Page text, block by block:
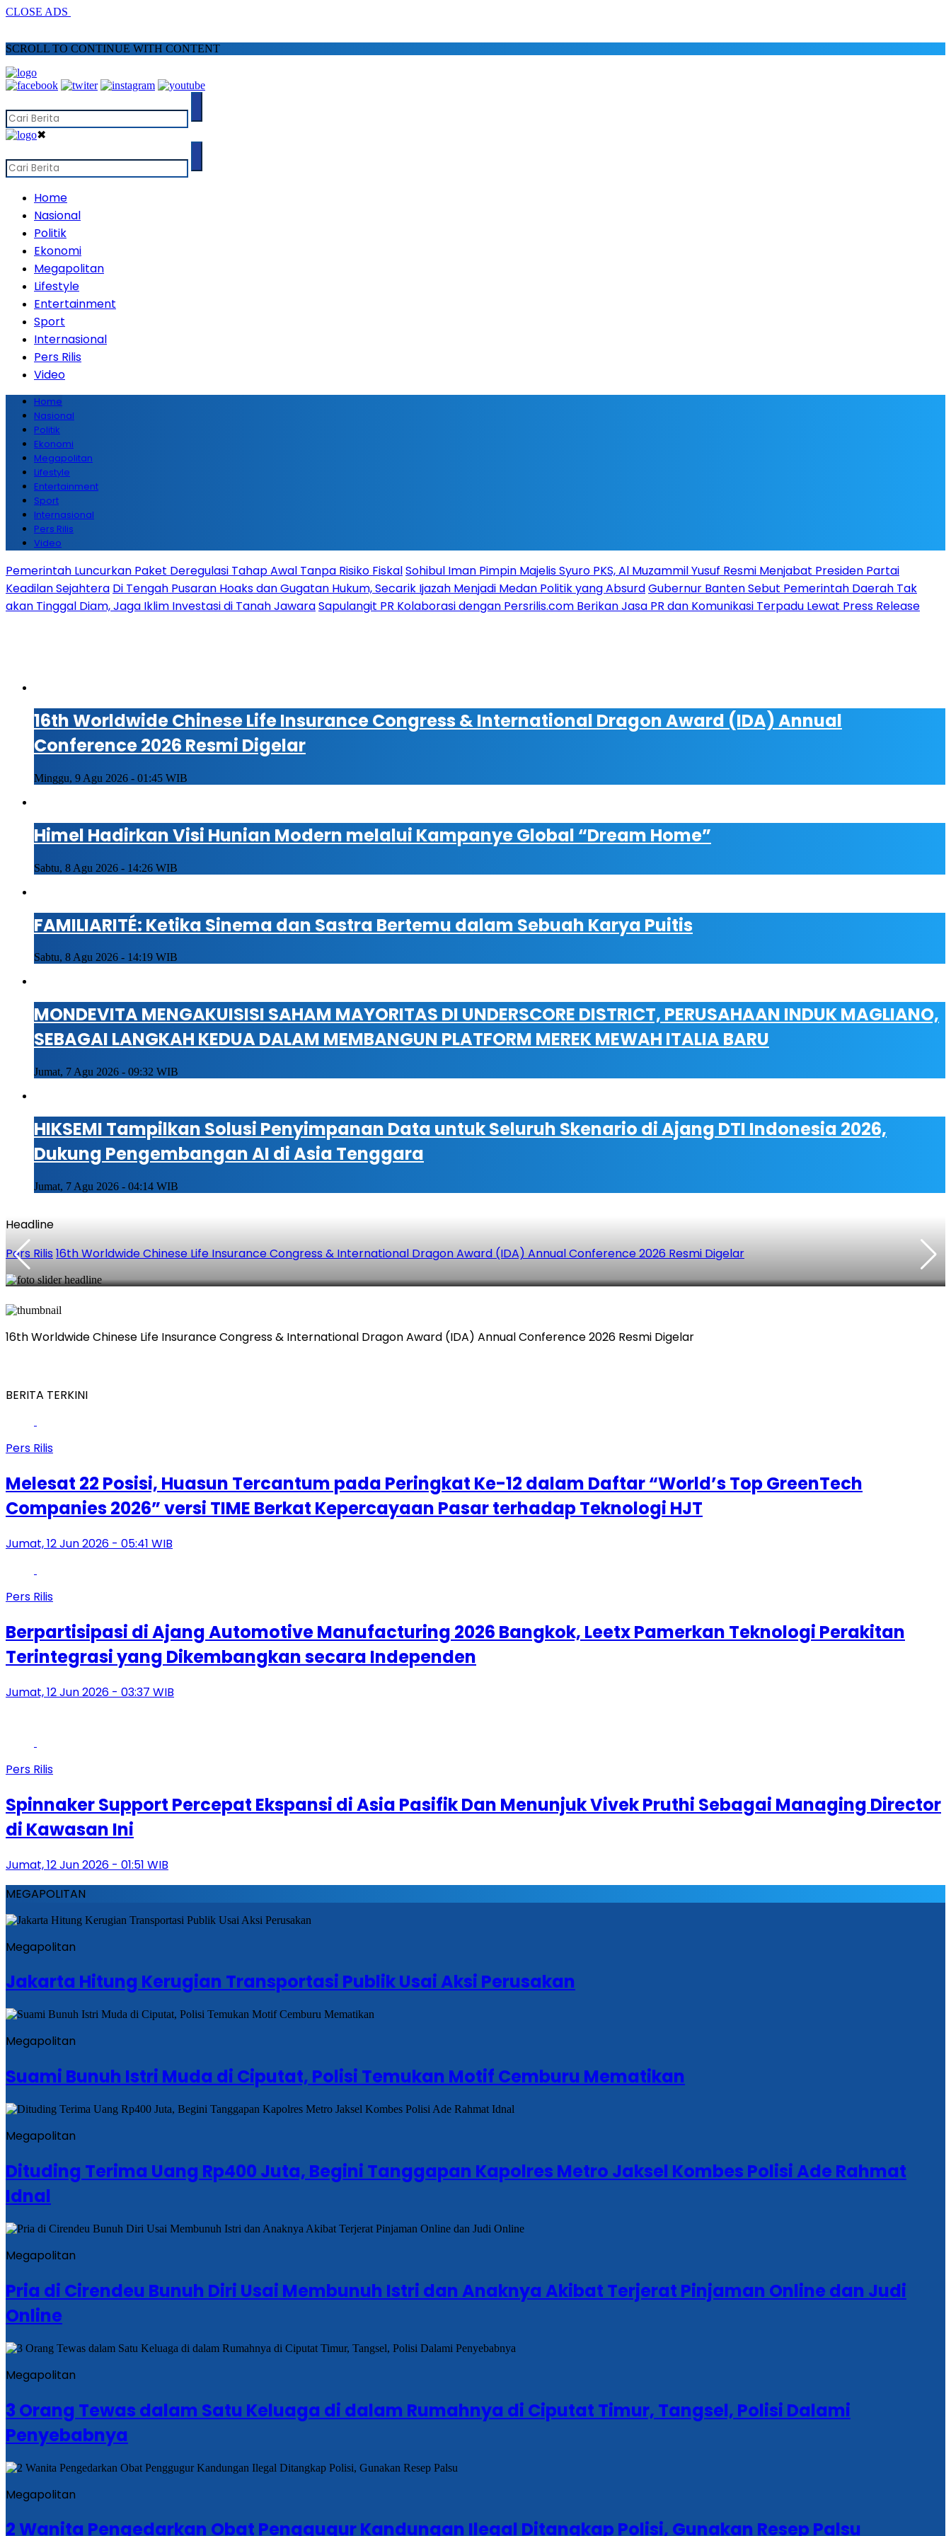
CLOSE ADS
SCROLL TO CONTINUE WITH CONTENT
✖
Home
Nasional
Politik
Ekonomi
Megapolitan
Lifestyle
Entertainment
Sport
Internasional
Pers Rilis
Video
Home
Nasional
Politik
Ekonomi
Megapolitan
Lifestyle
Entertainment
Sport
Internasional
Pers Rilis
Video
Pemerintah Luncurkan Paket Deregulasi Tahap Awal Tanpa Risiko FiskalSohibul Iman Pimpin Majelis Syuro PKS, Al Muzammil Yusuf Resmi Menjabat Presiden Partai
Keadilan Sejahtera Di Tengah Pusaran Hoaks dan Gugatan Hukum, Secarik Ijazah Menjadi Medan Politik yang AbsurdGubernur Banten Sebut Pemerintah Daerah Tak
akan Tinggal Diam, Jaga Iklim Investasi di Tanah JawaraSapulangit PR Kolaborasi dengan Persrilis.com Berikan Jasa PR dan Komunikasi Terpadu Lewat Press Release
16th Worldwide Chinese Life Insurance Congress & International Dragon Award (IDA) Annual
Conference 2026 Resmi Digelar
Minggu, 9 Agu 2026 - 01:45 WIB
Himel Hadirkan Visi Hunian Modern melalui Kampanye Global “Dream Home”
Sabtu, 8 Agu 2026 - 14:26 WIB
FAMILIARITÉ: Ketika Sinema dan Sastra Bertemu dalam Sebuah Karya Puitis
Sabtu, 8 Agu 2026 - 14:19 WIB
MONDEVITA MENGAKUISISI SAHAM MAYORITAS DI UNDERSCORE DISTRICT, PERUSAHAAN INDUK MAGLIANO,
SEBAGAI LANGKAH KEDUA DALAM MEMBANGUN PLATFORM MEREK MEWAH ITALIA BARU
Jumat, 7 Agu 2026 - 09:32 WIB
HIKSEMI Tampilkan Solusi Penyimpanan Data untuk Seluruh Skenario di Ajang DTI Indonesia 2026,
Dukung Pengembangan AI di Asia Tenggara
Jumat, 7 Agu 2026 - 04:14 WIB
Headline
Pers Rilis16th Worldwide Chinese Life Insurance Congress & International Dragon Award (IDA) Annual Conference 2026 Resmi Digelar
16th Worldwide Chinese Life Insurance Congress & International Dragon Award (IDA) Annual Conference 2026 Resmi Digelar
BERITA TERKINI
Pers Rilis
Melesat 22 Posisi, Huasun Tercantum pada Peringkat Ke-12 dalam Daftar “World’s Top GreenTech
Companies 2026” versi TIME Berkat Kepercayaan Pasar terhadap Teknologi HJT
Jumat, 12 Jun 2026 - 05:41 WIB
Pers Rilis
Berpartisipasi di Ajang Automotive Manufacturing 2026 Bangkok, Leetx Pamerkan Teknologi Perakitan
Terintegrasi yang Dikembangkan secara Independen
Jumat, 12 Jun 2026 - 03:37 WIB
Pers Rilis
Spinnaker Support Percepat Ekspansi di Asia Pasifik Dan Menunjuk Vivek Pruthi Sebagai Managing Director
di Kawasan Ini
Jumat, 12 Jun 2026 - 01:51 WIB
MEGAPOLITAN
Megapolitan
Jakarta Hitung Kerugian Transportasi Publik Usai Aksi Perusakan
Megapolitan
Suami Bunuh Istri Muda di Ciputat, Polisi Temukan Motif Cemburu Mematikan
Megapolitan
Dituding Terima Uang Rp400 Juta, Begini Tanggapan Kapolres Metro Jaksel Kombes Polisi Ade Rahmat
Idnal
Megapolitan
Pria di Cirendeu Bunuh Diri Usai Membunuh Istri dan Anaknya Akibat Terjerat Pinjaman Online dan Judi
Online
Megapolitan
3 Orang Tewas dalam Satu Keluaga di dalam Rumahnya di Ciputat Timur, Tangsel, Polisi Dalami
Penyebabnya
Megapolitan
2 Wanita Pengedarkan Obat Penggugur Kandungan Ilegal Ditangkap Polisi, Gunakan Resep Palsu